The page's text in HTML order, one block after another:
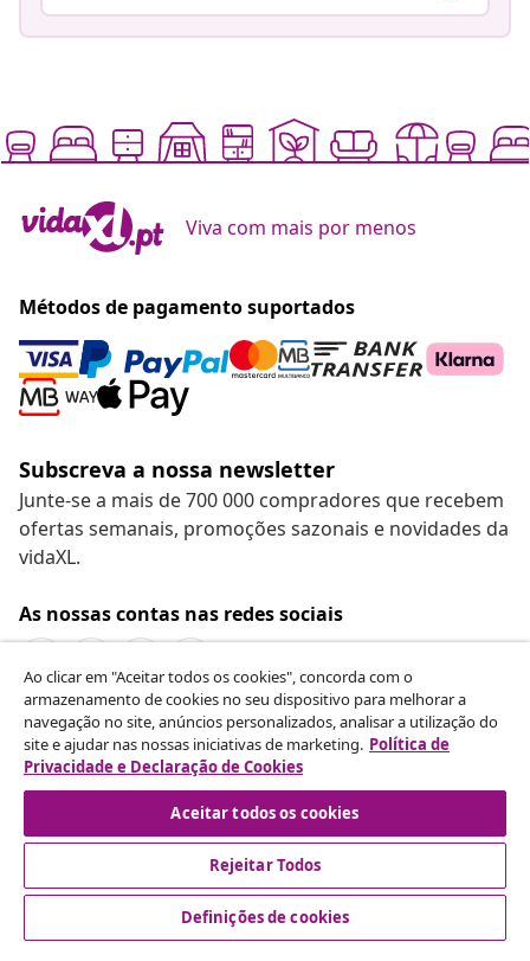
Viva com mais por menos
Métodos de pagamento suportados
Subscreva a nossa newsletter
Junte-se a mais de 700 000 compradores que recebem
ofertas semanais, promoções sazonais e novidades da
vidaXL.
As nossas contas nas redes sociais
Rescindir o contrato
Envie um pedido de rescisão da sua encomenda.
Rescindir o contrato
Atendimento ao cliente
Ao clicar em "Aceitar todos os cookies", concorda com o
armazenamento de cookies no seu dispositivo para melhorar a
navegação no site, anúncios personalizados, analisar a utilização do
site e ajudar nas nossas iniciativas de marketing. Política de
Privacidade e Declaração de Cookies
Aceitar todos os cookies
Rejeitar Todos
Definições de cookies